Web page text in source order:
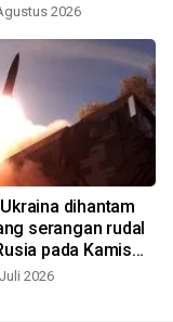
2026
Ukraina dihantam
serangan rudal
pada Kamis
2026